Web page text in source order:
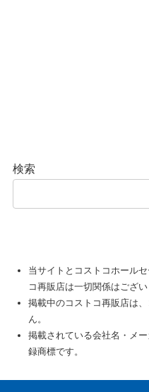
検索
当サイトとコストコホール
コ再販店は一切関係はござい
掲載中のコストコ再販店は
ん。
掲載されている会社名・メ
録商標です。